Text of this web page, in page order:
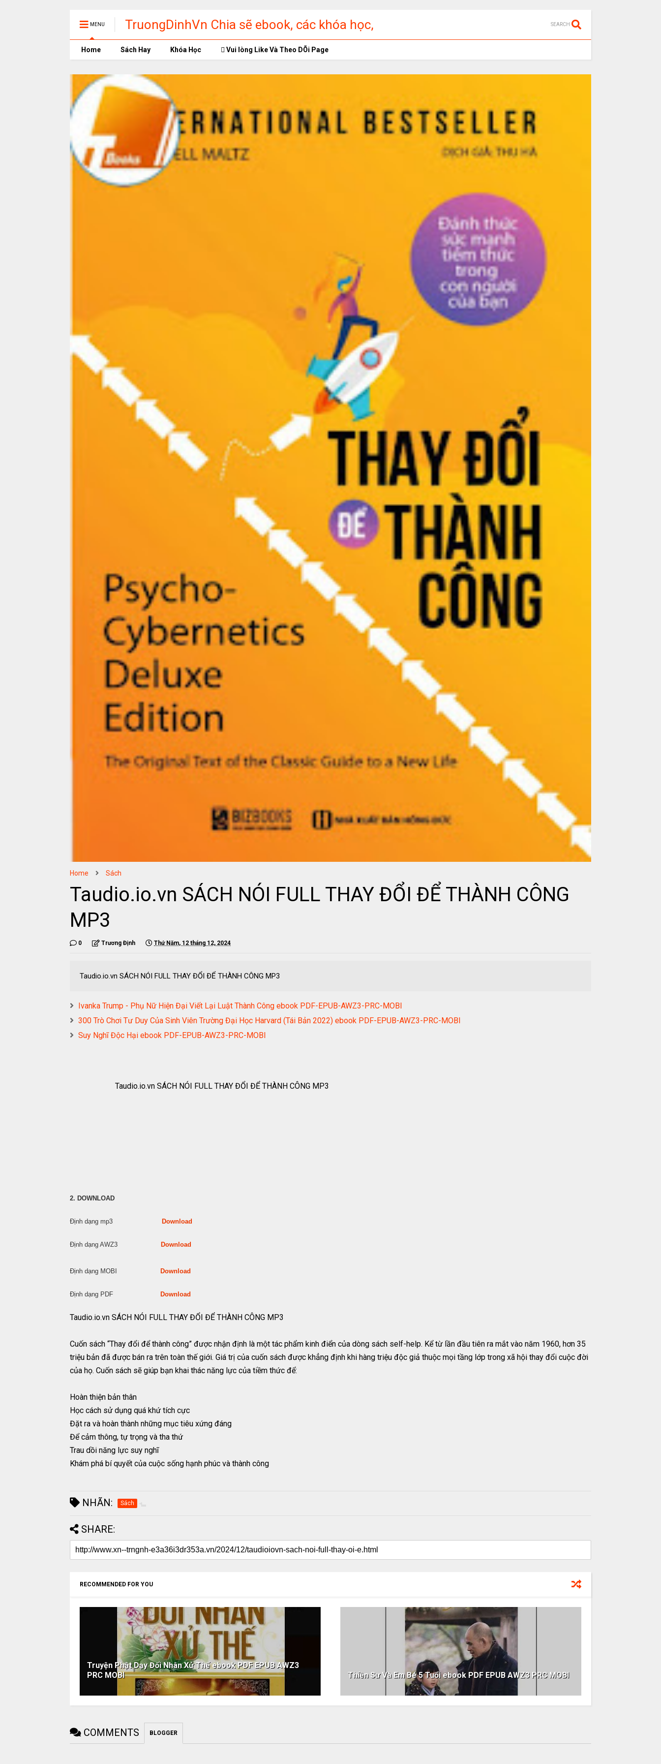
MENU
TruongDinhVn Chia sẽ ebook, các khóa học,
phần mềm học tập miễn phí
SEARCH
Home Sách Hay Khóa Học Vui lòng Like Và Theo DÕi Page
Home Sách
Taudio.io.vn SÁCH NÓI FULL THAY ĐỔI ĐỂ THÀNH CÔNG
MP3
0 Trương Định Thứ Năm, 12 tháng 12, 2024
Taudio.io.vn SÁCH NÓI FULL THAY ĐỔI ĐỂ THÀNH CÔNG MP3
Ivanka Trump - Phụ Nữ Hiện Đại Viết Lại Luật Thành Công ebook PDF-EPUB-AWZ3-PRC-MOBI
300 Trò Chơi Tư Duy Của Sinh Viên Trường Đại Học Harvard (Tái Bản 2022) ebook PDF-EPUB-AWZ3-PRC-MOBI
Suy Nghĩ Độc Hại ebook PDF-EPUB-AWZ3-PRC-MOBI
Taudio.io.vn SÁCH NÓI FULL THAY ĐỔI ĐỂ THÀNH CÔNG MP3
2. DOWNLOAD
Định dạng mp3 Download
Định dạng AWZ3 Download
Định dạng MOBI Download
Định dạng PDF Download
Taudio.io.vn SÁCH NÓI FULL THAY ĐỔI ĐỂ THÀNH CÔNG MP3
Cuốn sách “Thay đổi để thành công” được nhận định là một tác phẩm kinh điển của dòng sách self-help. Kể từ lần đầu tiên ra mắt vào năm 1960, hơn 35
triệu bản đã được bán ra trên toàn thế giới. Giá trị của cuốn sách được khẳng định khi hàng triệu độc giả thuộc mọi tầng lớp trong xã hội thay đổi cuộc đời
của họ. Cuốn sách sẽ giúp bạn khai thác năng lực của tiềm thức để:
Hoàn thiện bản thân
Học cách sử dụng quá khứ tích cực
Đặt ra và hoàn thành những mục tiêu xứng đáng
Để cảm thông, tự trọng và tha thứ
Trau dồi năng lực suy nghĩ
Khám phá bí quyết của cuộc sống hạnh phúc và thành công
NHÃN: Sách
SHARE:
RECOMMENDED FOR YOU
Truyện Phật Dạy Đối Nhân Xử Thế ebook PDF EPUB AWZ3
PRC MOBI
Thiền Sư Và Em Bé 5 Tuổi ebook PDF EPUB AWZ3 PRC MOBI
COMMENTS BLOGGER